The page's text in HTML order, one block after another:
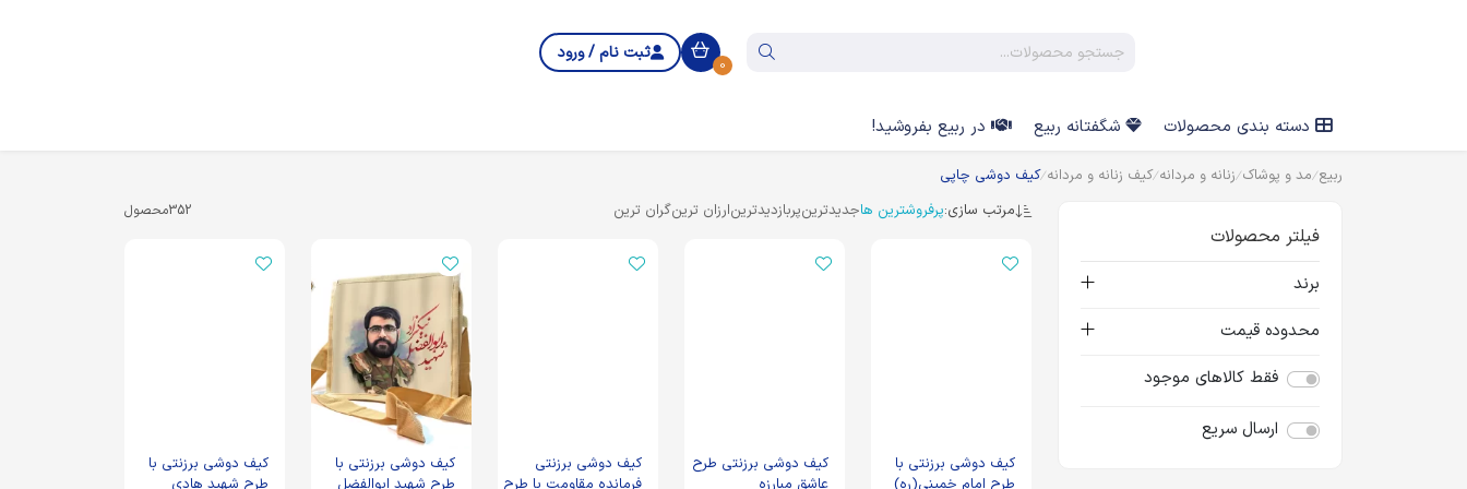
0
ثبت نام / ورود
دسته بندی محصولات شگفتانه ربیع در ربیع بفروشید!
ربیع مد و پوشاک زنانه و مردانه کیف زنانه و مردانه کیف دوشی چاپی
فیلتر محصولات
برند
محدوده قیمت
فقط کالاهای موجود
ارسال سریع
مرتب سازی:پرفروشترین هاجدیدترینپربازدیدترینارزان ترینگران ترین 352محصول
کیف دوشی برزنتی با
طرح امام خمینی(ره)
کیف دوشی برزنتی طرح
عاشق مبارزه
کیف دوشی برزنتی
فرمانده مقاومت با طرح
کیف دوشی برزنتی با
طرح شهید ابوالفضل
کیف دوشی برزنتی با
طرح شهید هادی